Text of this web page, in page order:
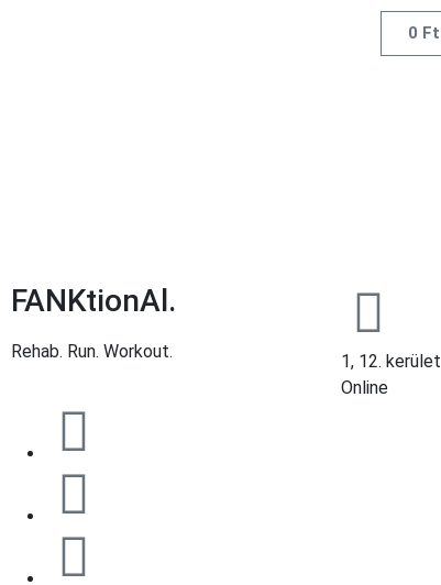
0 Ft
FANKtionAl.
Rehab. Run. Workout.
1, 12. kerület
Online